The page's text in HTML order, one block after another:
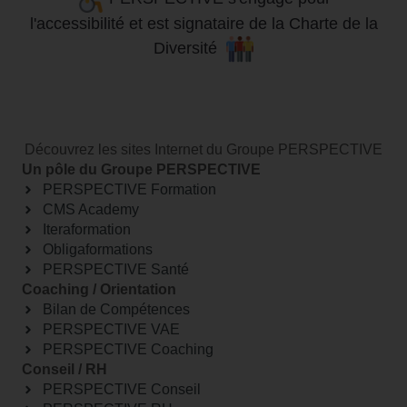
l'accessibilité et est signataire de la Charte de la
Diversité
Découvrez les sites Internet du Groupe PERSPECTIVE
Un pôle du Groupe PERSPECTIVE
PERSPECTIVE Formation
CMS Academy
Iteraformation
Obligaformations
PERSPECTIVE Santé
Coaching / Orientation
Bilan de Compétences
PERSPECTIVE VAE
PERSPECTIVE Coaching
Conseil / RH
PERSPECTIVE Conseil